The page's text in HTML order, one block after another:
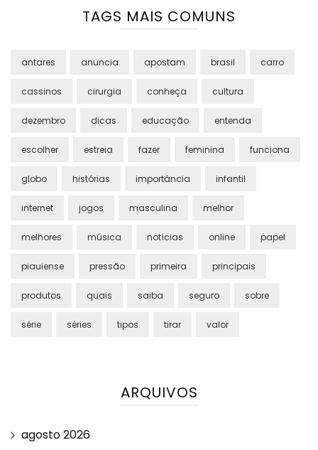
TAGS MAIS COMUNS
antares anuncia apostam brasil carro
cassinos cirurgia conheça cultura
dezembro dicas educação entenda
escolher estreia fazer feminina funciona
globo histórias importância infantil
internet jogos masculina melhor
melhores música notícias online papel
piauiense pressão primeira principais
produtos quais saiba seguro sobre
série séries tipos tirar valor
ARQUIVOS
agosto 2026